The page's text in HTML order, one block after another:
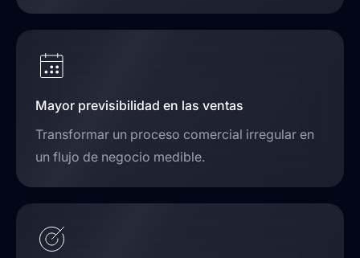
Mayor previsibilidad en las ventas
Transformar un proceso comercial irregular en
un flujo de negocio medible.